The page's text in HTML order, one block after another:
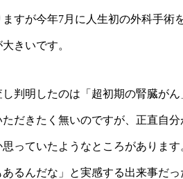
すが今年7月に人生初の外科手術
きいです。
判明したのは「超初期の腎臓が
だきたく無いのですが、正直自
っていたようなところがありま
るんだな」と実感する出来事だっ